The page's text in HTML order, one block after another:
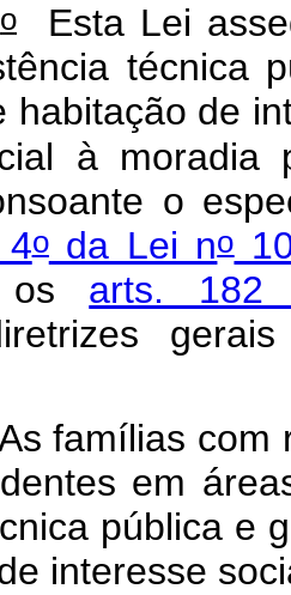
o Esta Lei
técnica
habitação de
à moradia
o
4oda Lei no
os arts.
famílias com
em
pública e
interesse